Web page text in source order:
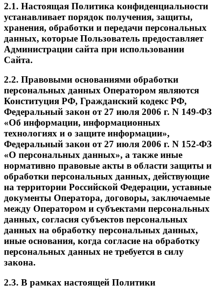
2.1. Настоящая Политика конфиденциальности
устанавливает порядок получения, защиты,
хранения, обработки и передачи персональных
данных, которые Пользователь предоставляет
Администрации сайта при использовании
Сайта.
2.2. Правовыми основаниями обработки
персональных данных Оператором являются
Конституция РФ, Гражданский кодекс РФ,
Федеральный закон от 27 июля 2006 г. N 149-ФЗ
«Об информации, информационных
технологиях и о защите информации»,
Федеральный закон от 27 июля 2006 г. N 152-ФЗ
«О персональных данных», а также иные
нормативно правовые акты в области защиты и
обработки персональных данных, действующие
на территории Российской Федерации, уставные
документы Оператора, договоры, заключаемые
между Оператором и субъектами персональных
данных, согласия субъектов персональных
данных на обработку персональных данных,
иные основания, когда согласие на обработку
персональных данных не требуется в силу
закона.
2.3. В рамках настоящей Политики